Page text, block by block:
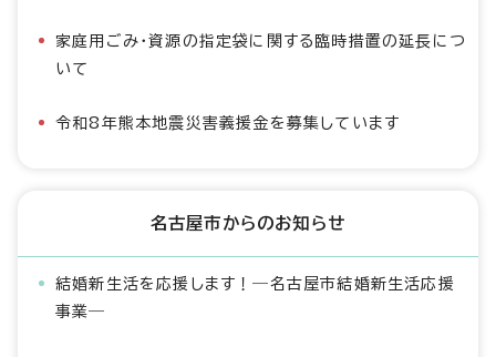
家庭用ごみ・資源の指定袋に関する臨時措置の延長につ
いて
令和8年熊本地震災害義援金を募集しています
名古屋市からのお知らせ
結婚新生活を応援します！―名古屋市結婚新生活応援
事業―